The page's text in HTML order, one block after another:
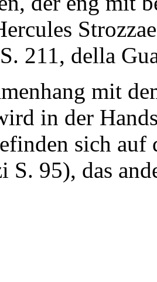
211, della
mit
in der
sich auf
S. 95), das